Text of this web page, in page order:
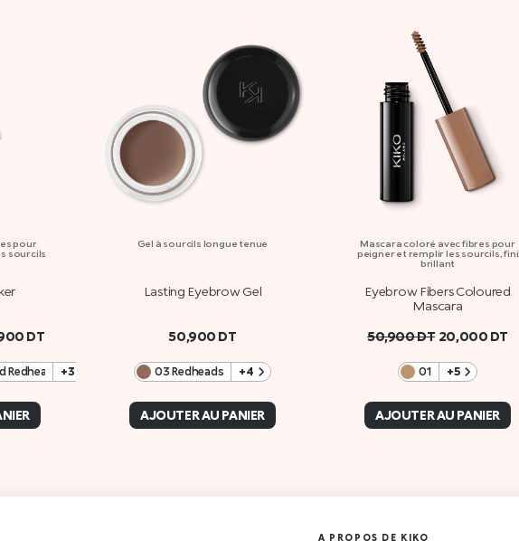
pour
sourcils
DT
+3
Gel à sourcils longue tenue
Lasting Eyebrow Gel
50,900 DT
03 Redheads +4
AJOUTER AU PANIER
Mascara coloré avec fibres pour
peigner et remplir les sourcils, fini
brillant
Eyebrow Fibers Coloured
Mascara
50,900DT
était :
50,900 DT.
20,000 DT
01 +5
AJOUTER AU PANIER
A PROPOS DE KIKO